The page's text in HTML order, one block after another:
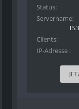
Status
Servername
Clients
IP-Adresse